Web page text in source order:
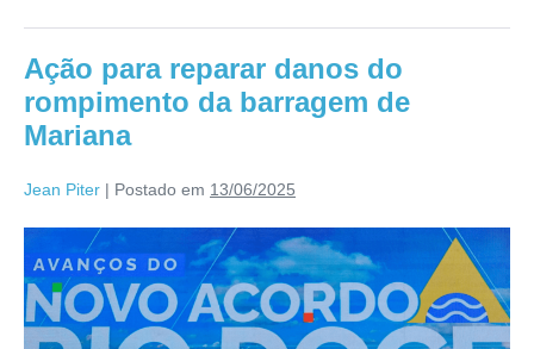
Ação para reparar danos do
rompimento da barragem de
Mariana
Jean Piter | Postado em 13/06/2025